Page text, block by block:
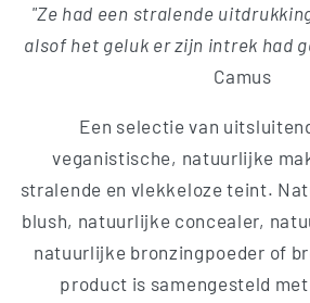
l
t
"Ze had een stralende
alsof het geluk er zijn intrek had
Camus
Een selectie van
veganistische, natuurlijke
stralende en vlekkeloze teint.
blush, natuurlijke concealer,
natuurlijke bronzingpoeder of
product is samengesteld